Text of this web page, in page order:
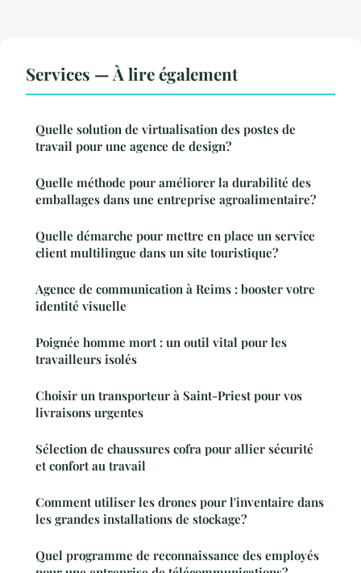
Services — À lire également
Quelle solution de virtualisation des postes de
travail pour une agence de design?
Quelle méthode pour améliorer la durabilité des
emballages dans une entreprise agroalimentaire?
Quelle démarche pour mettre en place un service
client multilingue dans un site touristique?
Agence de communication à Reims : booster votre
identité visuelle
Poignée homme mort : un outil vital pour les
travailleurs isolés
Choisir un transporteur à Saint-Priest pour vos
livraisons urgentes
Sélection de chaussures cofra pour allier sécurité
et confort au travail
Comment utiliser les drones pour l'inventaire dans
les grandes installations de stockage?
Quel programme de reconnaissance des employés